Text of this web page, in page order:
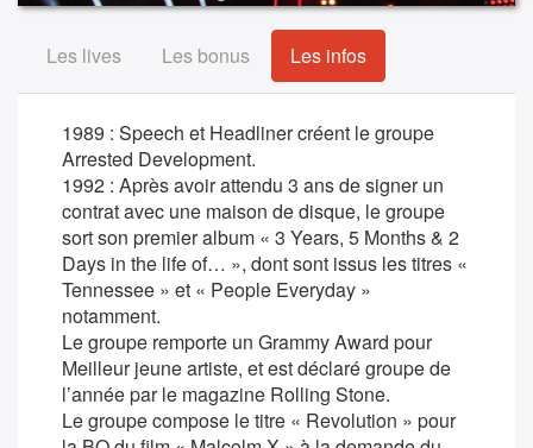
Les lives Les bonus Les infos
1989 : Speech et Headliner créent le groupe
Arrested Development.
1992 : Après avoir attendu 3 ans de signer un
contrat avec une maison de disque, le groupe
sort son premier album « 3 Years, 5 Months & 2
Days in the life of… », dont sont issus les titres «
Tennessee » et « People Everyday »
notamment.
Le groupe remporte un Grammy Award pour
Meilleur jeune artiste, et est déclaré groupe de
l’année par le magazine Rolling Stone.
Le groupe compose le titre « Revolution » pour